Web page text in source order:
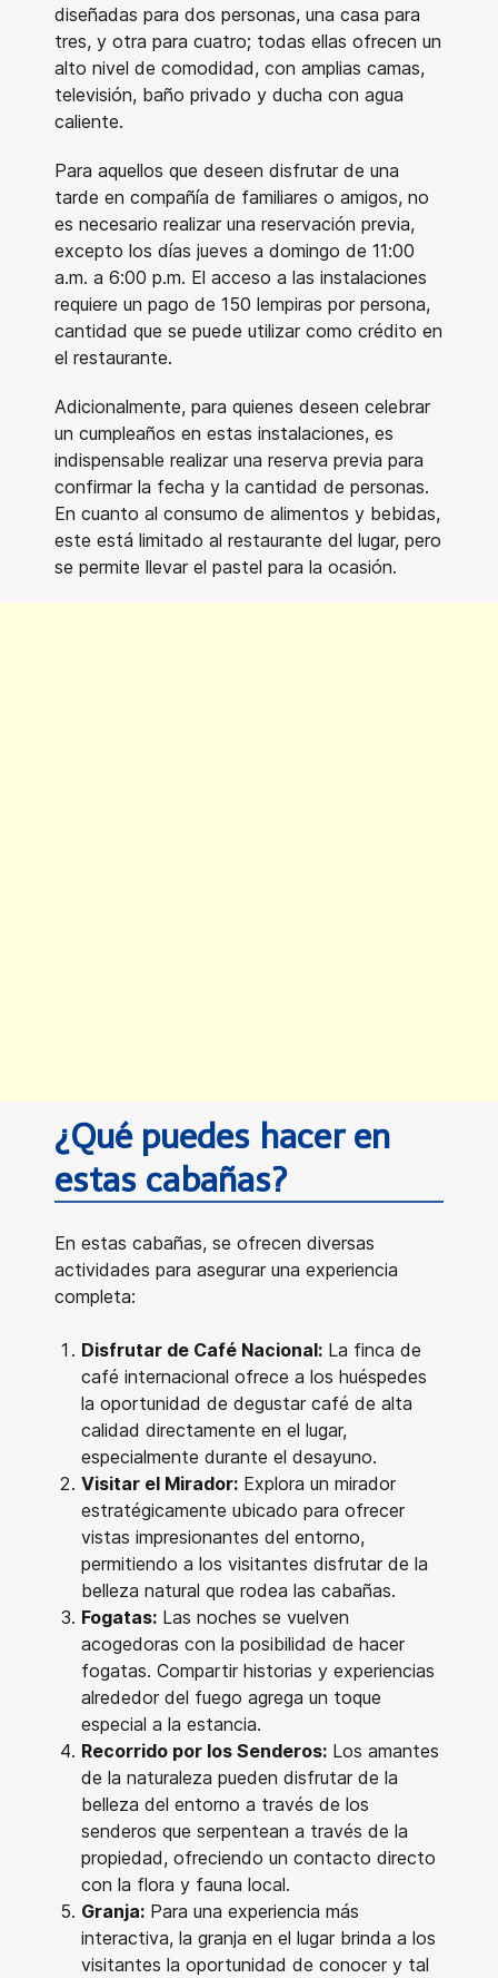
diseñadas para dos personas, una casa para
tres, y otra para cuatro; todas ellas ofrecen un
alto nivel de comodidad, con amplias camas,
televisión, baño privado y ducha con agua
caliente.
Para aquellos que deseen disfrutar de una
tarde en compañía de familiares o amigos, no
es necesario realizar una reservación previa,
excepto los días jueves a domingo de 11:00
a.m. a 6:00 p.m. El acceso a las instalaciones
requiere un pago de 150 lempiras por persona,
cantidad que se puede utilizar como crédito en
el restaurante.
Adicionalmente, para quienes deseen celebrar
un cumpleaños en estas instalaciones, es
indispensable realizar una reserva previa para
confirmar la fecha y la cantidad de personas.
En cuanto al consumo de alimentos y bebidas,
este está limitado al restaurante del lugar, pero
se permite llevar el pastel para la ocasión.
¿Qué puedes hacer en
estas cabañas?
En estas cabañas, se ofrecen diversas
actividades para asegurar una experiencia
completa:
Disfrutar de Café Nacional: La finca de
café internacional ofrece a los huéspedes
la oportunidad de degustar café de alta
calidad directamente en el lugar,
especialmente durante el desayuno.
Visitar el Mirador: Explora un mirador
estratégicamente ubicado para ofrecer
vistas impresionantes del entorno,
permitiendo a los visitantes disfrutar de la
belleza natural que rodea las cabañas.
Fogatas: Las noches se vuelven
acogedoras con la posibilidad de hacer
fogatas. Compartir historias y experiencias
alrededor del fuego agrega un toque
especial a la estancia.
Recorrido por los Senderos: Los amantes
de la naturaleza pueden disfrutar de la
belleza del entorno a través de los
senderos que serpentean a través de la
propiedad, ofreciendo un contacto directo
con la flora y fauna local.
Granja: Para una experiencia más
interactiva, la granja en el lugar brinda a los
visitantes la oportunidad de conocer y tal